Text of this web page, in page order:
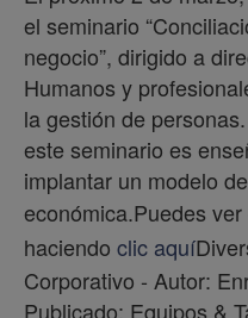
el seminario
negocio”, dirigido a
Humanos y
la gestión de
este seminario es
implantar un modelo
económica.Puedes
haciendo clic aquí
Corporativo - Autor:
Publicado: Equipos &